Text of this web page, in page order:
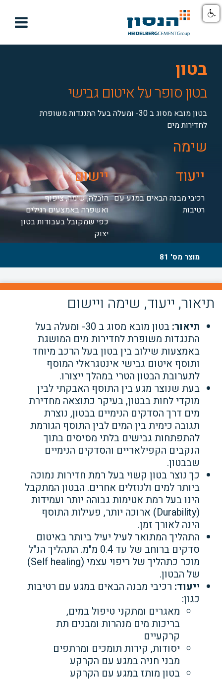

בטון
בטון סופר על איטום גבישי
בטון מובא מסוג ב 30- ומעלה בעל התנגדות משופרת
לחדירות מים
שימה
ייעוד
יישום
רכיבי מבנה הבאים במגע עם
רטיבות
הובלה, שימה, ציפוף
ואשפרה באמצעים רגילים
כפי שמקובל בעבודות בטון
יצוק
מוצר מס' 81
תיאור, ייעוד, שימה ויישום
תיאור:
בטון מובא מסוג ב 30- ומעלה בעל
התנגדות משופרת לחדירות מים המושגת
באמצעות שילוב בין בטון בעל הרכב מיוחד
ותוסף איטום גבישי אינטגראלי המוסף
לתערובת הבטון הטרי במהלך ייצורו.
בעת שנוצר מגע בין התוסף האבקתי לבין
מוקדי לחות בבטון, בעיקר כתוצאה מחדירת
מים דרך הסדקים הנימיים בבטון, נוצרת
תגובה כימית בין המים לבין התוסף הגורמת
להתפתחות גבישים בלתי מסיסים בתוך
הנקבים הקפילאריים והסדקים הנימיים
שבבטון.
כך נוצר בטון קשוי בעל רמת חדירות נמוכה
ביותר למים ולנוזלים אחרים. הבטון המתקבל
הינו בעל רמת אטימות גבוהה יותר ועמידות
(Durability) ארוכה יותר, פעילות התוסף
הינה לאורך זמן.
התהליך המתואר לעיל יעיל ביותר באיטום
סדקים ברוחב של עד 0.4 מ"מ. התהליך הנ"ל
מוכר כתהליך של ריפוי עצמי (Self healing)
של הבטון.
ייעוד: רכיבי מבנה הבאים במגע עם רטיבות
כגון:
מאגרים ומתקני טיפול במים,
בריכות מים מנהרות ומבנים תת
קרקעיים
יסודות, קירות תומכים ומרתפים
מבני חניה במגע עם הקרקע
בטון מותז במגע עם הקרקע